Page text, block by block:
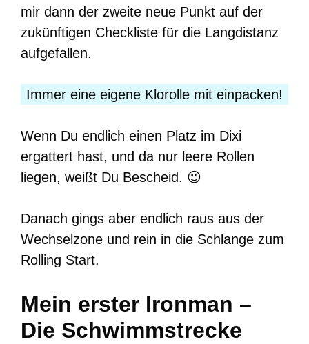
mir dann der zweite neue Punkt auf der
zukünftigen Checkliste für die Langdistanz
aufgefallen.
Immer eine eigene Klorolle mit einpacken!
Wenn Du endlich einen Platz im Dixi
ergattert hast, und da nur leere Rollen
liegen, weißt Du Bescheid. 😉
Danach gings aber endlich raus aus der
Wechselzone und rein in die Schlange zum
Rolling Start.
Mein erster Ironman –
Die Schwimmstrecke